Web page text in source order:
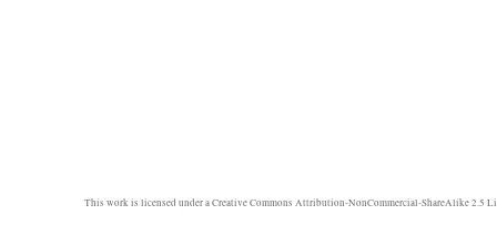
This work is licensed under aCreative Commons Attribution-NonCommercial-ShareAlike 2.5